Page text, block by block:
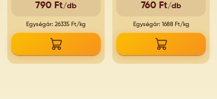
790 Ft/db
Egységár: 26335 Ft/kg
760 Ft/db
Egységár: 1688 Ft/kg